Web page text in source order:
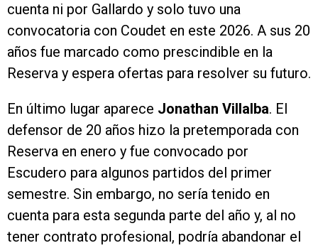
cuenta ni por Gallardo y solo tuvo una
convocatoria con Coudet en este 2026. A sus 20
años fue marcado como prescindible en la
Reserva y espera ofertas para resolver su futuro.
En último lugar aparece Jonathan Villalba. El
defensor de 20 años hizo la pretemporada con
Reserva en enero y fue convocado por
Escudero para algunos partidos del primer
semestre. Sin embargo, no sería tenido en
cuenta para esta segunda parte del año y, al no
tener contrato profesional, podría abandonar el